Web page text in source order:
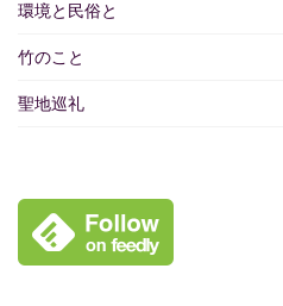
環境と民俗と
竹のこと
聖地巡礼